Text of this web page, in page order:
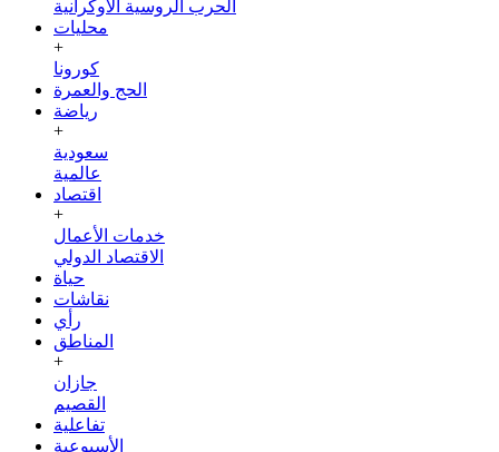
الحرب الروسية الأوكرانية
محليات
+
كورونا
الحج والعمرة
رياضة
+
سعودية
عالمية
اقتصاد
+
خدمات الأعمال
الاقتصاد الدولي
حياة
نقاشات
رأي
المناطق
+
جازان
القصيم
تفاعلية
الأسبوعية